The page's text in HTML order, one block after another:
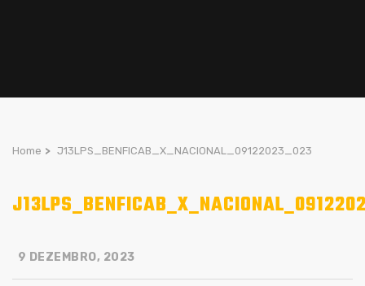
Home > J13LPS_BENFICAB_X_NACIONAL_09122023_023
9 DEZEMBRO, 2023